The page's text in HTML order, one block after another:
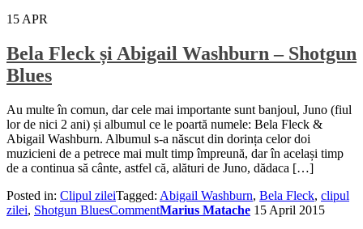
15 APR
Bela Fleck și Abigail Washburn – Shotgun
Blues
Au multe în comun, dar cele mai importante sunt banjoul, Juno (fiul
lor de nici 2 ani) și albumul ce le poartă numele: Bela Fleck &
Abigail Washburn. Albumul s-a născut din dorința celor doi
muzicieni de a petrece mai mult timp împreună, dar în același timp
de a continua să cânte, astfel că, alături de Juno, dădaca […]
Posted in: Clipul zileiTagged: Abigail Washburn, Bela Fleck, clipul
zilei, Shotgun BluesCommentMarius Matache 15 April 2015